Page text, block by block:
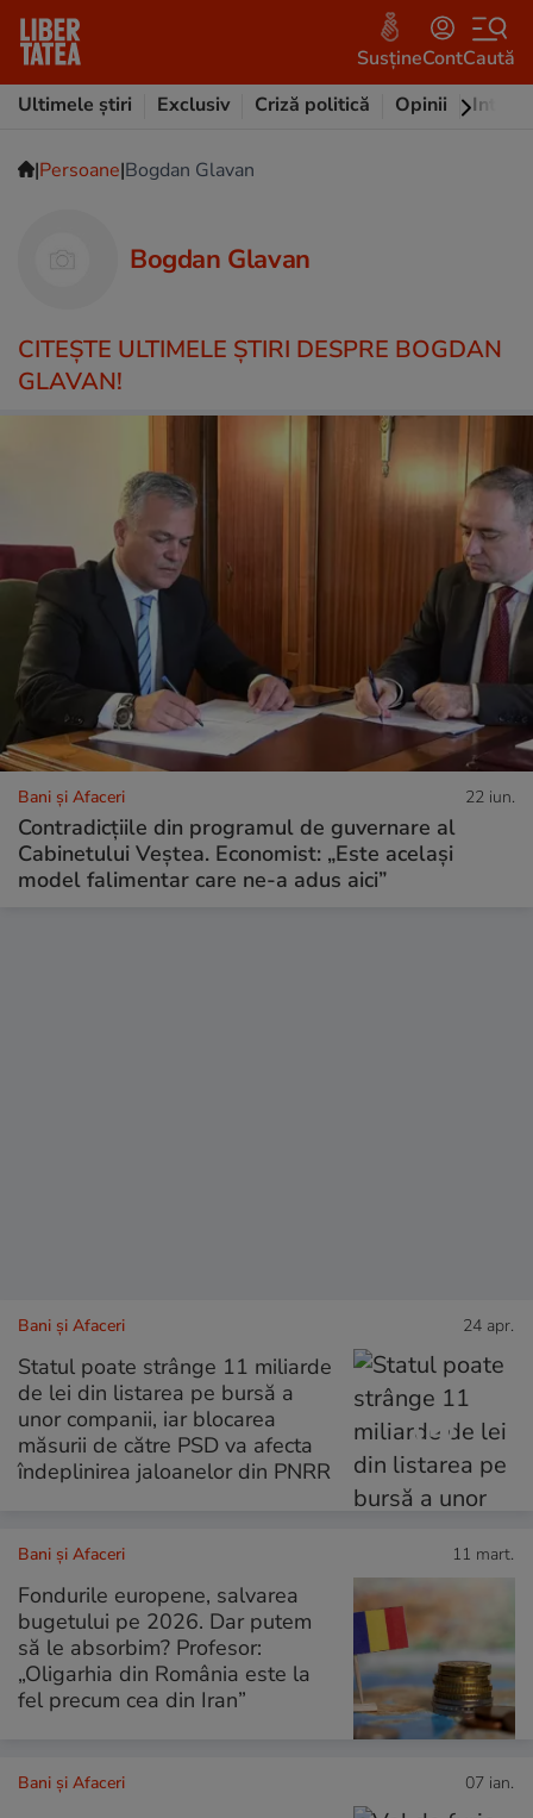
SusțineContCaută
Ultimele știri
Exclusiv Criză politică Opinii
|Persoane|Bogdan Glavan
Bogdan Glavan
CITEŞTE ULTIMELE ŞTIRI DESPRE BOGDAN
GLAVAN!
Bani și Afaceri 22 iun.
Contradicțiile din programul de guvernare al
Cabinetului Veștea. Economist: „Este același
model falimentar care ne-a adus aici”
Bani și Afaceri 24 apr.
Statul poate strânge 11 miliarde
de lei din listarea pe bursă a
unor companii, iar blocarea
măsurii de către PSD va afecta
îndeplinirea jaloanelor din PNRR
Bani și Afaceri 11 mart.
Fondurile europene, salvarea
bugetului pe 2026. Dar putem
să le absorbim? Profesor:
„Oligarhia din România este la
fel precum cea din Iran”
Bani și Afaceri 07 ian.